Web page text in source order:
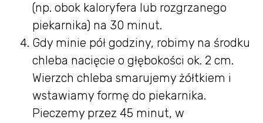
(np. obok kaloryfera lub rozgrzanego
piekarnika) na 30 minut.
Gdy minie pół godziny, robimy na środku
chleba nacięcie o głębokości ok. 2 cm.
Wierzch chleba smarujemy żółtkiem i
wstawiamy formę do piekarnika.
Pieczemy przez 45 minut, w